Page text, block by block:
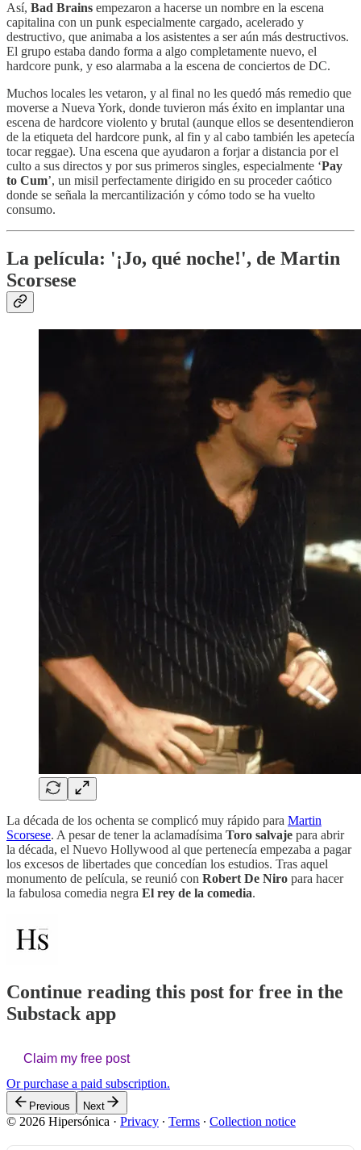
Así, Bad Brains empezaron a hacerse un nombre en la escena
capitalina con un punk especialmente cargado, acelerado y
destructivo, que animaba a los asistentes a ser aún más destructivos.
El grupo estaba dando forma a algo completamente nuevo, el
hardcore punk, y eso alarmaba a la escena de conciertos de DC.
Muchos locales les vetaron, y al final no les quedó más remedio que
moverse a Nueva York, donde tuvieron más éxito en implantar una
escena de hardcore violento y brutal (aunque ellos se desentendieron
de la etiqueta del hardcore punk, al fin y al cabo también les apetecía
tocar reggae). Una escena que ayudaron a forjar a distancia por el
culto a sus directos y por sus primeros singles, especialmente ‘Pay
to Cum’, un misil perfectamente dirigido en su proceder caótico
donde se señala la mercantilización y cómo todo se ha vuelto
consumo.
La película: '¡Jo, qué noche!', de Martin
Scorsese
La década de los ochenta se complicó muy rápido para Martin
Scorsese. A pesar de tener la aclamadísima Toro salvaje para abrir
la década, el Nuevo Hollywood al que pertenecía empezaba a pagar
los excesos de libertades que concedían los estudios. Tras aquel
monumento de película, se reunió con Robert De Niro para hacer
la fabulosa comedia negra El rey de la comedia.
Continue reading this post for free in the
Substack app
Claim my free post
Or purchase a paid subscription.
Previous Next
© 2026 Hipersónica · Privacy ∙ Terms ∙ Collection notice